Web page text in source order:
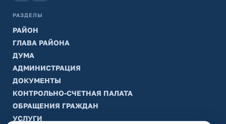
РАЗДЕЛЫ
РАЙОН
ГЛАВА РАЙОНА
ДУМА
АДМИНИСТРАЦИЯ
ДОКУМЕНТЫ
КОНТРОЛЬНО-СЧЕТНАЯ ПАЛАТА
ОБРАЩЕНИЯ ГРАЖДАН
УСЛУГИ